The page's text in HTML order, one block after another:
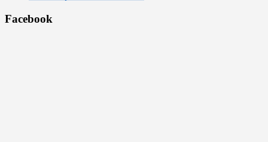
Facebook